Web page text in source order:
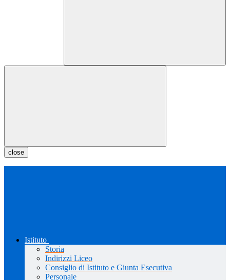
close
Istituto
Storia
Indirizzi Liceo
Consiglio di Istituto e Giunta Esecutiva
Personale